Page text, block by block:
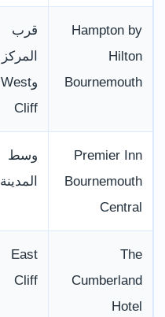
Hampton by
Hilton
Bournemouth
قرب
المركز
وWest
Cliff
Premier Inn
Bournemouth
Central
وسط
المدينة
The
Cumberland
Hotel
East
Cliff